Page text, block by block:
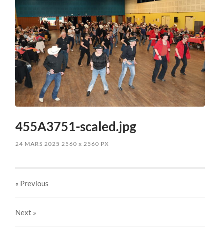
455A3751-scaled.jpg
24 MARS 2025 2560x 2560 PX
« Previous
Next »